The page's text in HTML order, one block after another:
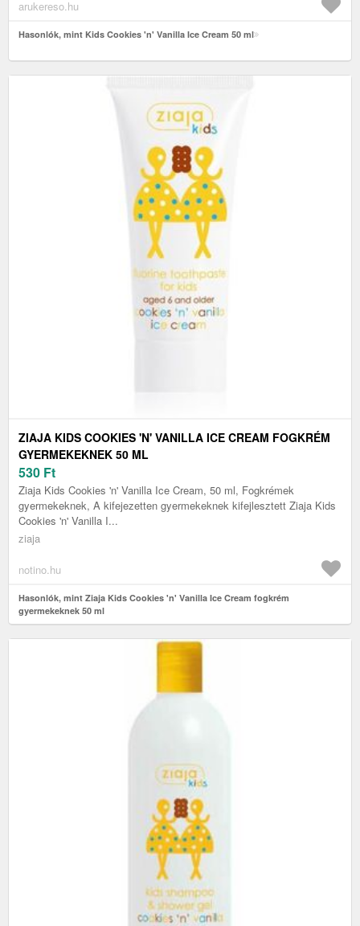
arukereso.hu
Hasonlók, mint Kids Cookies 'n' Vanilla Ice Cream 50 ml
ZIAJA KIDS COOKIES 'N' VANILLA ICE CREAM FOGKRÉM
GYERMEKEKNEK 50 ML
530 Ft
Ziaja Kids Cookies 'n' Vanilla Ice Cream, 50 ml, Fogkrémek
gyermekeknek, A kifejezetten gyermekeknek kifejlesztett Ziaja Kids
Cookies 'n' Vanilla I...
ziaja
notino.hu
Hasonlók, mint Ziaja Kids Cookies 'n' Vanilla Ice Cream fogkrém
gyermekeknek 50 ml